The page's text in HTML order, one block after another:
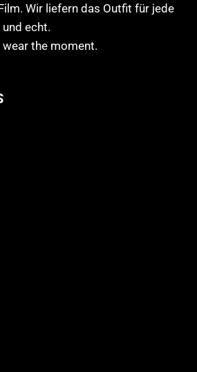
Wir liefern das Outfit für jede
und echt.
wear the moment.